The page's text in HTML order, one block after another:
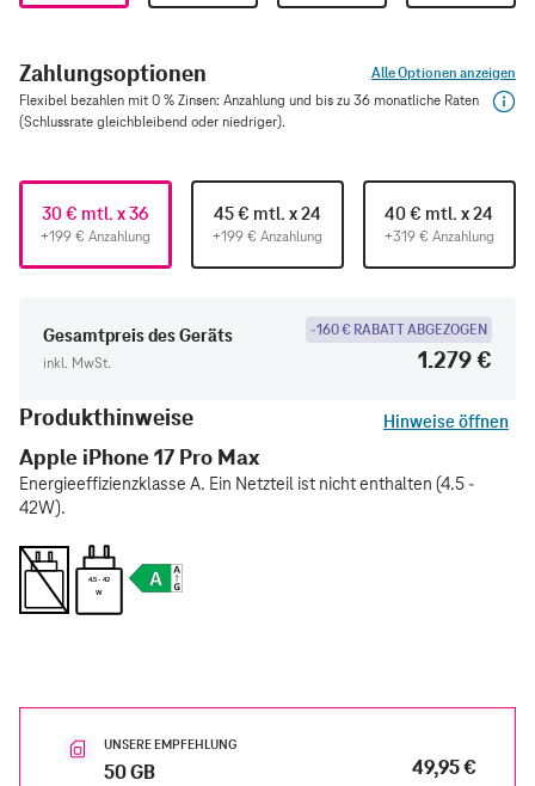
Zahlungsoptionen
Alle Optionen anzeigen
Flexibel bezahlen mit 0 % Zinsen: Anzahlung und bis zu 36 monatliche Raten
(Schlussrate gleichbleibend oder niedriger).
30 € mtl. x 36
+199 € Anzahlung
45 € mtl. x 24
+199 € Anzahlung
40 € mtl. x 24
+319 € Anzahlung
Gesamtpreis des Geräts
inkl. MwSt.
-160 € RABATT ABGEZOGEN
1.279 €
Produkthinweise
Hinweise öffnen
Apple iPhone 17 Pro Max
Energieeffizienzklasse A. Ein Netzteil ist nicht enthalten (4.5 -
42W).
4.5 - 42
W
UNSERE EMPFEHLUNG
50 GB 49,95 €